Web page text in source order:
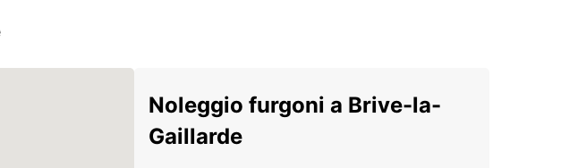
Noleggio furgoni a Brive-la-
Gaillarde